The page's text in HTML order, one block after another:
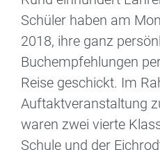
Schüler haben am
2018, ihre ganz
Buchempfehlungen
Reise geschickt. Im
Auftaktveranstaltung
waren zwei vierte
Schule und der